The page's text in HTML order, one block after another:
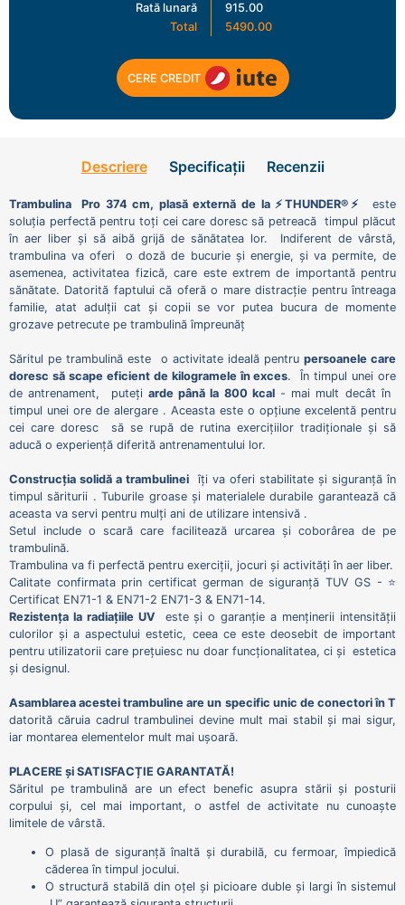
Rată lunară
915.00
Total
5490.00
CERE CREDIT
Descriere Specificații Recenzii
Trambulina Pro 374 cm, plasă externă de la ⚡THUNDER®️⚡
este
soluția perfectă pentru toți cei care doresc să petreacă timpul plăcut
în aer liber și să aibă grijă de sănătatea lor. Indiferent de vârstă,
trambulina va oferi o doză de bucurie și energie, și va permite, de
asemenea, activitatea fizică, care este extrem de importantă pentru
sănătate. Datorită faptului că oferă o mare distracție pentru întreaga
familie, atat adulții cat și copii se vor putea bucura de momente
grozave petrecute pe trambulină împreunăț
Săritul pe trambulină este o activitate ideală pentru persoanele care
doresc să scape eficient de kilogramele în exces. În timpul unei ore
de antrenament, puteți arde până la 800 kcal- mai mult decât în ​​
timpul unei ore de alergare . Aceasta este o opțiune excelentă pentru
cei care doresc să se rupă de rutina exercițiilor tradiționale și să
aducă o experiență diferită antrenamentului lor.
Construcția solidă a trambulinei îți va oferi stabilitate și siguranță în
timpul săriturii . Tuburile groase și materialele durabile garantează că
aceasta va servi pentru mulți ani de utilizare intensivă .
Setul include o scară care facilitează urcarea și coborârea de pe
trambulină.
Trambulina va fi perfectă pentru exerciții, jocuri și activități în aer liber.
Calitate confirmata prin certificat german de siguranță TUV GS - ⭐
Certificat EN71-1 & EN71-2 EN71-3 & EN71-14.
Rezistența la radiațiile UV
este și o garanție a menținerii intensității
culorilor și a aspectului estetic, ceea ce este deosebit de important
pentru utilizatorii care prețuiesc nu doar funcționalitatea, ci și estetica
și designul.
Asamblarea acestei trambuline are un specific unic de conectori în T
datorită căruia cadrul trambulinei devine mult mai stabil și mai sigur,
iar montarea elementelor mult mai ușoară.
PLACERE și SATISFACȚIE GARANTATĂ!
Săritul pe trambulină are un efect benefic asupra stării și posturii
corpului și, cel mai important, o astfel de activitate nu cunoaște
limitele de vârstă.
O plasă de siguranță înaltă și durabilă, cu fermoar, împiedică
căderea în timpul jocului.
O structură stabilă din oțel și picioare duble și largi în sistemul